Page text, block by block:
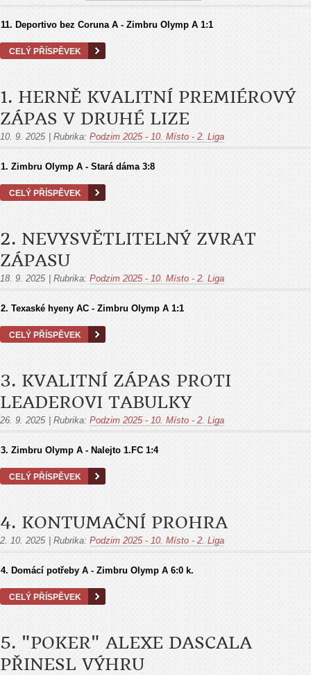
11. Deportivo bez Coruna A - Zimbru Olymp A 1:1
CELÝ PŘÍSPĚVEK
1. HERNĚ KVALITNÍ PREMIÉROVÝ
ZÁPAS V DRUHÉ LIZE
10. 9. 2025 Rubrika: Podzim 2025 - 10. Místo - 2. Liga
1. Zimbru Olymp A - Stará dáma 3:8
CELÝ PŘÍSPĚVEK
2. NEVYSVĚTLITELNÝ ZVRAT
ZÁPASU
18. 9. 2025 Rubrika: Podzim 2025 - 10. Místo - 2. Liga
2. Texaské hyeny AC - Zimbru Olymp A 1:1
CELÝ PŘÍSPĚVEK
3. KVALITNÍ ZÁPAS PROTI
LEADEROVI TABULKY
26. 9. 2025 Rubrika: Podzim 2025 - 10. Místo - 2. Liga
3. Zimbru Olymp A - Nalejto 1.FC 1:4
CELÝ PŘÍSPĚVEK
4. KONTUMAČNÍ PROHRA
2. 10. 2025 Rubrika: Podzim 2025 - 10. Místo - 2. Liga
4. Domácí potřeby A - Zimbru Olymp A 6:0 k.
CELÝ PŘÍSPĚVEK
5. "POKER" ALEXE DASCALA
PŘINESL VÝHRU